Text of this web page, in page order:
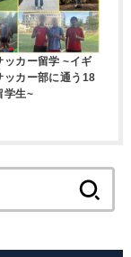
ッカー留学 ~イギ
ッカー部に通う18
学生~